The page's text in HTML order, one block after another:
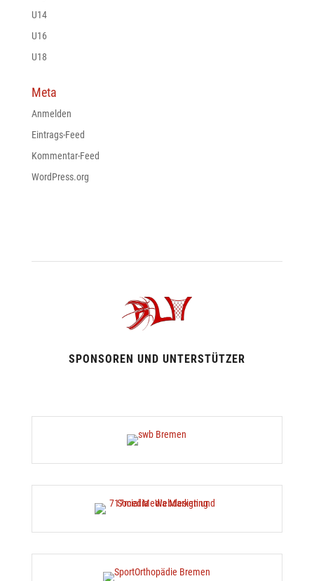
U14
U16
U18
Meta
Anmelden
Eintrags-Feed
Kommentar-Feed
WordPress.org
SPONSOREN UND UNTERSTÜTZER